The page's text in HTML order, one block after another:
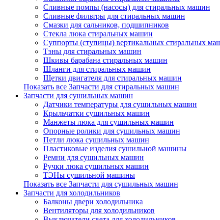
Сливные помпы (насосы) для стиральных машин
Сливные фильтры для стиральных машин
Смазки для сальников, подшипников
Стекла люка стиральных машин
Суппорты (ступицы) вертикальных стиральных
Тэны для стиральных машин
Шкивы барабана стиральных машин
Шланги для стиральных машин
Щетки двигателя для стиральных машин
Показать все Запчасти для стиральных машин
Запчасти для сушильных машин
Датчики температуры для сушильных машин
Крыльчатки сушильных машин
Манжеты люка для сушильных машин
Опорные ролики для сушильных машин
Петли люка сушильных машин
Пластиковые изделия сушильной машины
Ремни для сушильных машин
Ручки люка сушильных машин
ТЭНы сушильной машины
Показать все Запчасти для сушильных машин
Запчасти для холодильников
Балконы двери холодильника
Вентиляторы для холодильников